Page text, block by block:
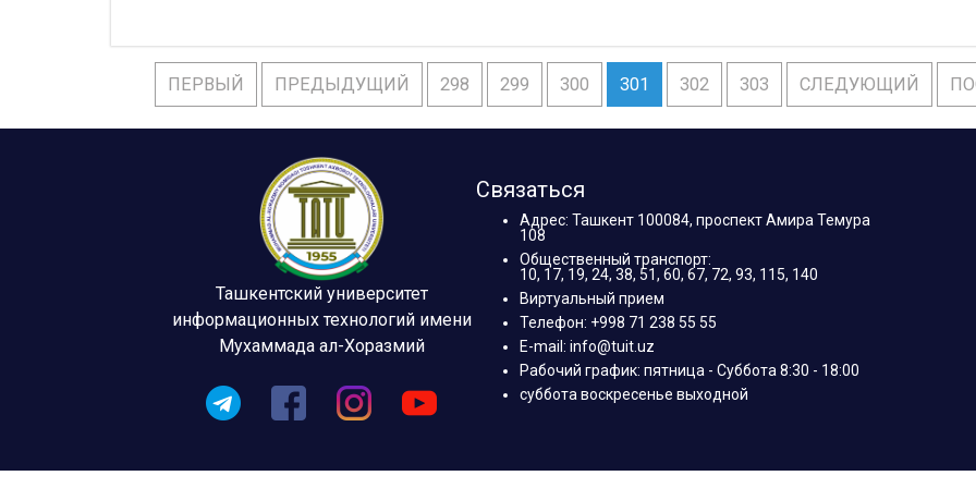
ПЕРВЫЙ ПРЕДЫДУЩИЙ 298 299 300 301 302 303 СЛЕДУЮЩИЙ
Ташкентский университет
информационных технологий имени
Мухаммада ал-Хоразмий
Связаться
Адрес: Ташкент 100084, проспект Амира Темура
108
Общественный транспорт:
10, 17, 19, 24, 38, 51, 60, 67, 72, 93, 115, 140
Виртуальный прием
Телефон: +998 71 238 55 55
E-mail: info@tuit.uz
Рабочий график: пятница - Суббота 8:30 - 18:00
суббота воскресенье выходной